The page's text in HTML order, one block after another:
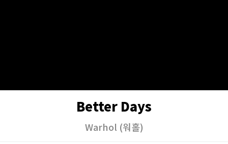
Better Days
Warhol (워홀)